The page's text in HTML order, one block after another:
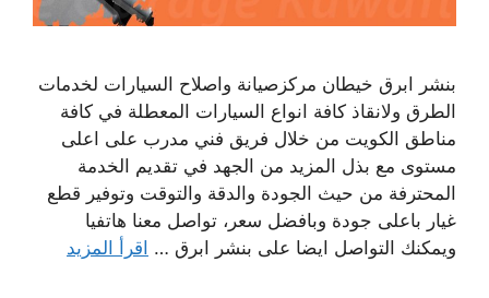
بنشر ابرق خيطان مركزصيانة واصلاح السيارات لخدمات
الطرق ولانقاذ كافة انواع السيارات المعطلة في كافة
مناطق الكويت من خلال فريق فني مدرب على اعلى
مستوى مع بذل المزيد من الجهد في تقديم الخدمة
المحترفة من حيث الجودة والدقة والتوقت وتوفير قطع
غيار باعلى جودة وبافضل سعر، تواصل معنا هاتفيا
ويمكنك التواصل ايضا على بنشر ابرق … اقرأ المزيد